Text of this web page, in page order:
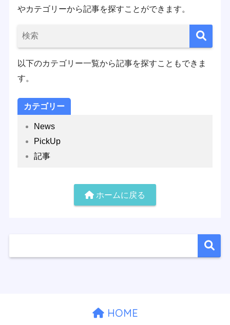
やカテゴリーから記事を探すことができます。
以下のカテゴリー一覧から記事を探すこともできま
す。
カテゴリー
News
PickUp
記事
ホームに戻る
HOME